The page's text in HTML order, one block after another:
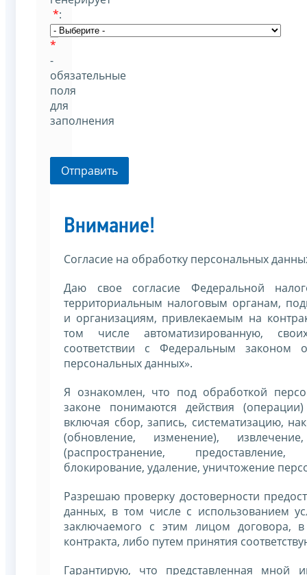
*:
*
-
обязательные
поля
для
заполнения
Отправить
Внимание!
Согласие на обработку персональных
Даю свое согласие Федеральной
территориальным налоговым органам,
и организациям, привлекаемым на
том числе автоматизированную,
соответствии с Федеральным
персональных данных».
Я ознакомлен, что под обработкой
законе понимаются действия
включая сбор, запись, систематизацию,
(обновление, изменение),
(распространение,
блокирование, удаление, уничтожение
Разрешаю проверку достоверности
данных, в том числе с использованием
заключаемого с этим лицом договора, в
контракта, либо путем принятия
Гарантирую, что представленная мной